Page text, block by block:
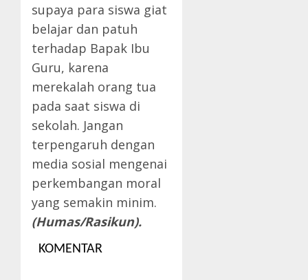
supaya para siswa giat
belajar dan patuh
terhadap Bapak Ibu
Guru, karena
merekalah orang tua
pada saat siswa di
sekolah. Jangan
terpengaruh dengan
media sosial mengenai
perkembangan moral
yang semakin minim.
(Humas/Rasikun).
KOMENTAR